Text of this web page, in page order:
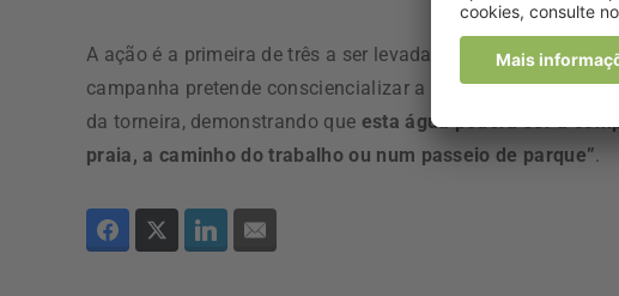
A ação é a primeira de três a ser levada a cabo pelos
campanha pretende consciencializar a comunidade de
da torneira, demonstrando que esta água poderá ser a
praia, a caminho do trabalho ou num passeio de parque”.